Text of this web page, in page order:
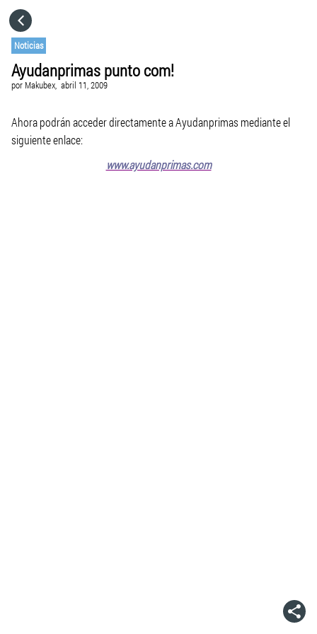
Noticias
Ayudanprimas punto com!
por Makubex, abril 11, 2009
Ahora podrán acceder directamente a Ayudanprimas mediante el
siguiente enlace:
www.ayudanprimas.com
CATEGORÍAS
VISITA EL SITIO WEB